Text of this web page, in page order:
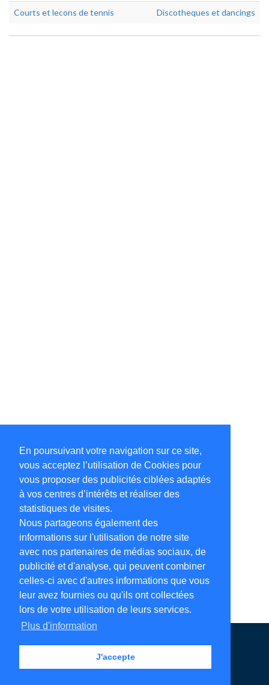
En poursuivant votre navigation sur ce site,
vous acceptez l’utilisation de Cookies pour
vous proposer des publicités ciblées adaptés
à vos centres d’intérêts et réaliser des
statistiques de visites.
Nous partageons également des
informations sur l'utilisation de notre site
avec nos partenaires de médias sociaux, de
publicité et d'analyse, qui peuvent combiner
celles-ci avec d'autres informations que vous
leur avez fournies ou qu'ils ont collectées
lors de votre utilisation de leurs services.
Plus d'information
J'accepte
Courts et lecons de tennis Discotheques et dancings
Annuaire en ligne Légales Contact
Ajouter votre adresse